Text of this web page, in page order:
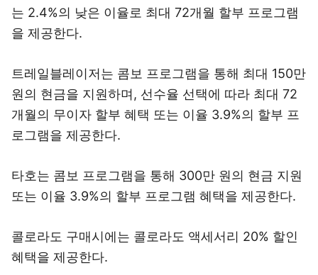
는 2.4%의 낮은 이율로 최대 72개월 할부 프로그램
을 제공한다.
트레일블레이저는 콤보 프로그램을 통해 최대 150만
원의 현금을 지원하며, 선수율 선택에 따라 최대 72
개월의 무이자 할부 혜택 또는 이율 3.9%의 할부 프
로그램을 제공한다.
타호는 콤보 프로그램을 통해 300만 원의 현금 지원
또는 이율 3.9%의 할부 프로그램 혜택을 제공한다.
콜로라도 구매시에는 콜로라도 액세서리 20% 할인
혜택을 제공한다.